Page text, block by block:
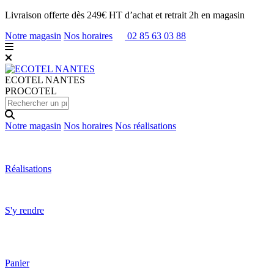
Livraison offerte dès 249€ HT d’achat et retrait 2h en magasin
Notre magasin Nos horaires 02 85 63 03 88
ECOTEL NANTES
PROCOTEL
Notre magasin Nos horaires Nos réalisations
Réalisations
S'y rendre
Panier